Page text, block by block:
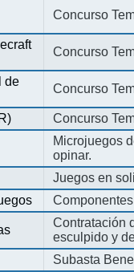
Concurso
Concurso
de
Concurso
Concurso
Microjuegos
opinar.
Juegos en
Contratación
esculpido y
Subasta